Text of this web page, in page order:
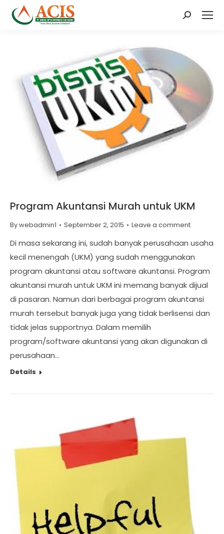
Search:
Program Akuntansi Murah untuk UKM
Bywebadmin1 September 2, 2015 Leave a comment
Di masa sekarang ini, sudah banyak perusahaan usaha
kecil menengah (UKM) yang sudah menggunakan
program akuntansi atau software akuntansi. Program
akuntansi murah untuk UKM ini memang banyak dijual
di pasaran. Namun dari berbagai program akuntansi
murah tersebut banyak juga yang tidak berlisensi dan
tidak jelas supportnya. Dalam memilih
program/software akuntansi yang akan digunakan di
perusahaan…
Details